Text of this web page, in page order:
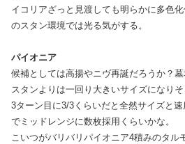
イコリアざっと見渡しても明らかに多色
のスタン環境では光る気がする。
パイオニア
候補としては高揚やニヴ再誕だろうか？
スタンよりは一回り大きいサイズになりそ
3ターン目に3/3くらいだと全然サイズと
でミッドレンジに数枚採用くらいかな。
こいつがバリバリパイオニア4積みのタル